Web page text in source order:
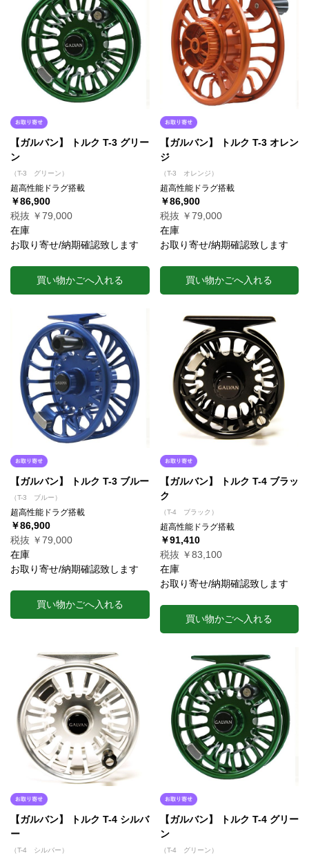
【ガルバン】 トルク T-3 グリー
ン
（T-3 グリーン）
超高性能ドラグ搭載
￥86,900
税抜 ￥79,000
在庫
お取り寄せ/納期確認致します
買い物かごへ入れる
【ガルバン】 トルク T-3 オレン
ジ
（T-3 オレンジ）
超高性能ドラグ搭載
￥86,900
税抜 ￥79,000
在庫
お取り寄せ/納期確認致します
買い物かごへ入れる
【ガルバン】 トルク T-3 ブルー
（T-3 ブルー）
超高性能ドラグ搭載
￥86,900
税抜 ￥79,000
在庫
お取り寄せ/納期確認致します
買い物かごへ入れる
【ガルバン】 トルク T-4 ブラッ
ク
（T-4 ブラック）
超高性能ドラグ搭載
￥91,410
税抜 ￥83,100
在庫
お取り寄せ/納期確認致します
買い物かごへ入れる
【ガルバン】 トルク T-4 シルバ
ー
（T-4 シルバー）
【ガルバン】 トルク T-4 グリー
ン
（T-4 グリーン）